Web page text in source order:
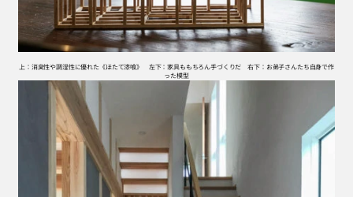
上：消臭性や調湿性に優れた《ほたて漆喰》　左下：家具ももちろん手づくりだ　右下：お弟子さんたち自身で作
った模型